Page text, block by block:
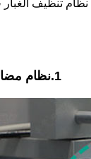
1.نظام مضاد للكهرباء الساكنة: